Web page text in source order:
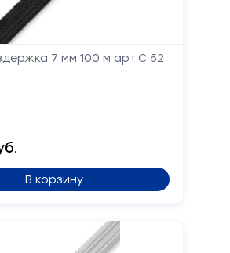
7 мм 100 м арт.С 52
В корзину